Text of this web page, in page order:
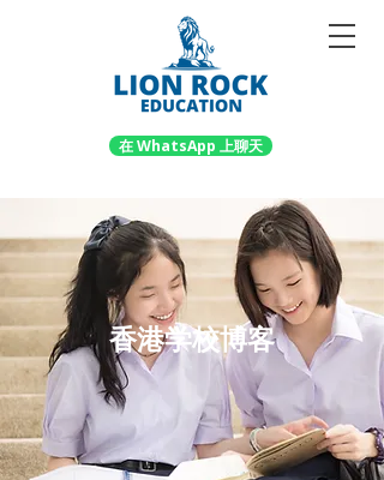
在 WhatsApp 上聊天
香港学校博客